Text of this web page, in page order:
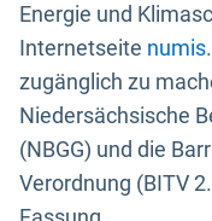
Energie und
Internetseite
zugänglich zu
Niedersächsische
(NBGG) und die
Verordnung (BITV